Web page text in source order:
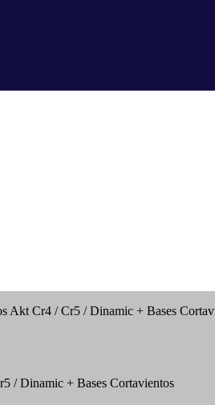
Akt Cr4 / Cr5 / Dinamic + Bases
/ Dinamic + Bases Cortavientos